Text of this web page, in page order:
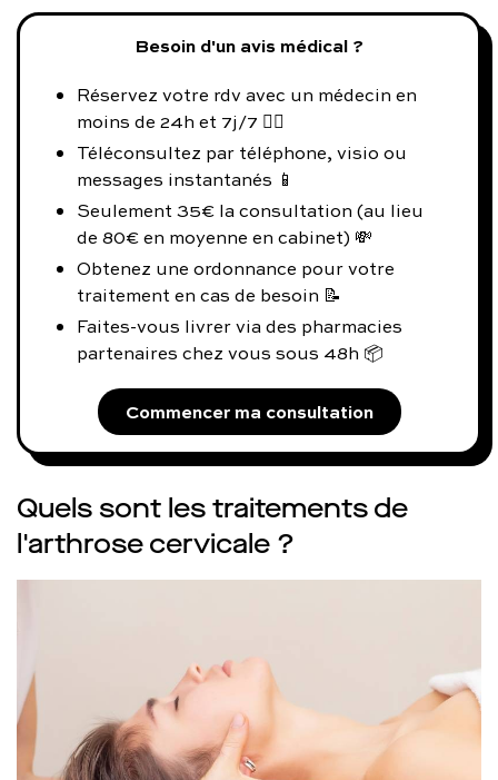
Besoin d'un avis médical ?
Réservez votre rdv avec un médecin en
moins de 24h et 7j/7 👨‍⚕️
Téléconsultez par téléphone, visio ou
messages instantanés 📱
Seulement 35€ la consultation (au lieu
de 80€ en moyenne en cabinet) 💸
Obtenez une ordonnance pour votre
traitement en cas de besoin 📝
Faites-vous livrer via des pharmacies
partenaires chez vous sous 48h 📦
Commencer ma consultation
Quels sont les traitements de
l'arthrose cervicale ?